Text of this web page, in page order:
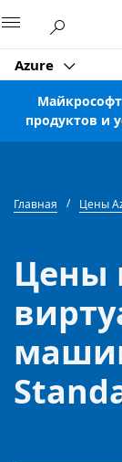
Azure
продуктов и
Главная Цены
Цены